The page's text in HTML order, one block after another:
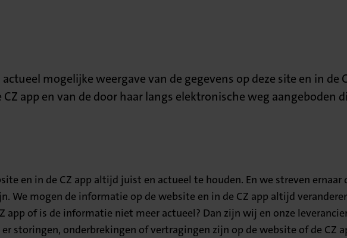
mogelijke weergave van de gegevens op deze site en in de
app en van de door haar langs elektronische weg aangeboden
en in de CZ app altijd juist en actueel te houden. En we streven ernaar
We mogen de informatie op de website en in de CZ app altijd
of is de informatie niet meer actueel? Dan zijn wij en onze
storingen, onderbrekingen of vertragingen zijn op de website of de CZ